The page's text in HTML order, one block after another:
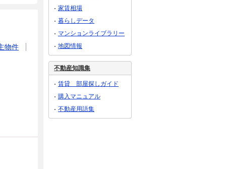
物件
家賃相場
暮らしデータ
マンションライブラリー
地図情報
不動産知識集
賃貸 部屋探しガイド
購入マニュアル
不動産用語集